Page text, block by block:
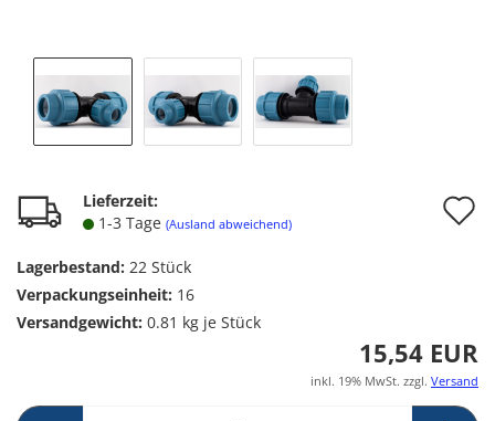
Lieferzeit:
1-3 Tage (Ausland abweichend)
Lagerbestand: 22 Stück
Verpackungseinheit: 16
Versandgewicht: 0.81 kg je Stück
15,54 EUR
inkl. 19% MwSt. zzgl. Versand